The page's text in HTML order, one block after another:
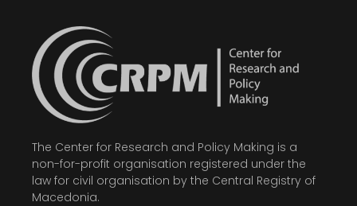
The Center for Research and Policy Making is a
non-for-profit organisation registered under the
law for civil organisation by the Central Registry of
Macedonia.